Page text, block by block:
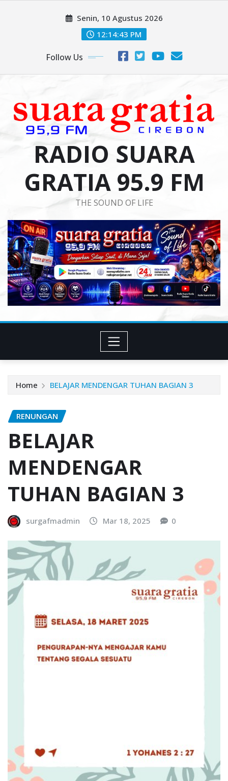
Senin, 10 Agustus 2026
12:14:45 PM
Follow Us
RADIO SUARA
GRATIA 95.9 FM
THE SOUND OF LIFE
Home BELAJAR MENDENGAR TUHAN BAGIAN 3
RENUNGAN
BELAJAR
MENDENGAR
TUHAN BAGIAN 3
surgafmadmin Mar 18, 2025 0